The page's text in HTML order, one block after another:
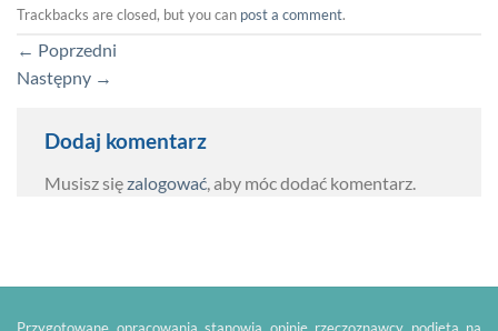
Trackbacks are closed, but you can post a comment.
← Poprzedni
Następny →
Dodaj komentarz
Musisz sięzalogować, aby móc dodać komentarz.
Przygotowane opracowania stanowią opinię rzeczoznawcy podjętą na